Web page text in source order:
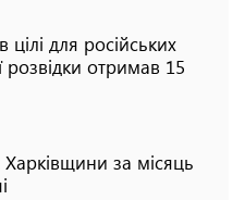
для російських
розвідки отримав 15
за місяць